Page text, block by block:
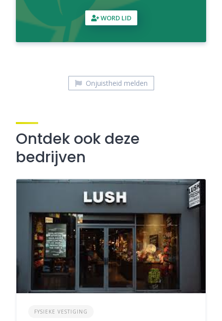
WORD LID
Onjuistheid melden
Ontdek ook deze
bedrijven
FYSIEKE VESTIGING